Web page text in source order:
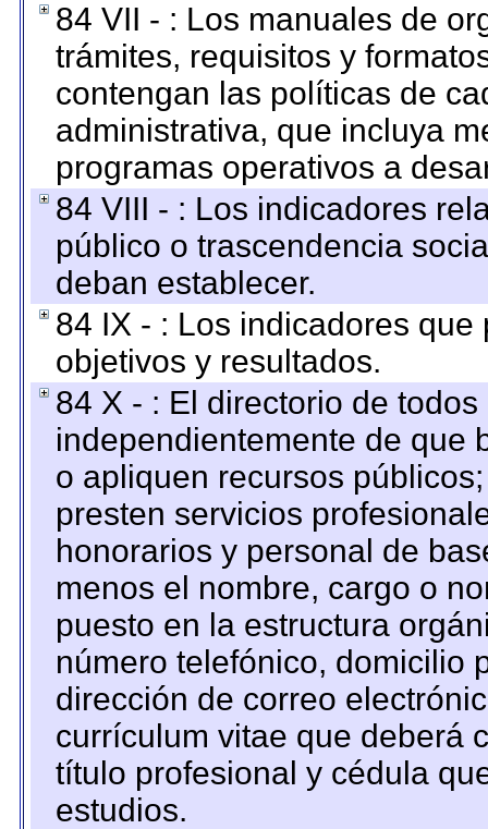
84 VII - : Los manuales de
trámites, requisitos y
contengan las políticas de
administrativa, que incluya
programas operativos a
84 VIII - : Los indicadores
público o trascendencia
deban establecer.
84 IX - : Los indicadores
objetivos y resultados.
84 X - : El directorio de
independientemente de que
o apliquen recursos
presten servicios
honorarios y personal de
menos el nombre, cargo o
puesto en la estructura
número telefónico, domicilio
dirección de correo
currículum vitae que deberá
título profesional y cédula
estudios.